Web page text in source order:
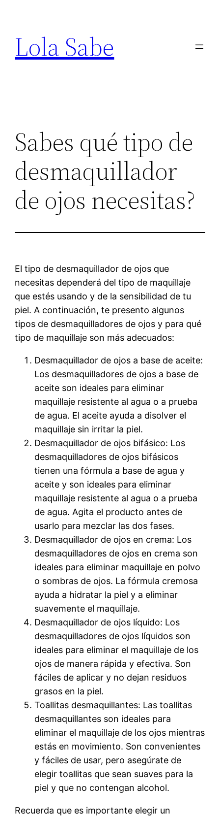
contenido
Lola Sabe
Sabes qué tipo de
desmaquillador
de ojos necesitas?
El tipo de desmaquillador de ojos que
necesitas dependerá del tipo de maquillaje
que estés usando y de la sensibilidad de tu
piel. A continuación, te presento algunos
tipos de desmaquilladores de ojos y para qué
tipo de maquillaje son más adecuados:
Desmaquillador de ojos a base de aceite:
Los desmaquilladores de ojos a base de
aceite son ideales para eliminar
maquillaje resistente al agua o a prueba
de agua. El aceite ayuda a disolver el
maquillaje sin irritar la piel.
Desmaquillador de ojos bifásico: Los
desmaquilladores de ojos bifásicos
tienen una fórmula a base de agua y
aceite y son ideales para eliminar
maquillaje resistente al agua o a prueba
de agua. Agita el producto antes de
usarlo para mezclar las dos fases.
Desmaquillador de ojos en crema: Los
desmaquilladores de ojos en crema son
ideales para eliminar maquillaje en polvo
o sombras de ojos. La fórmula cremosa
ayuda a hidratar la piel y a eliminar
suavemente el maquillaje.
Desmaquillador de ojos líquido: Los
desmaquilladores de ojos líquidos son
ideales para eliminar el maquillaje de los
ojos de manera rápida y efectiva. Son
fáciles de aplicar y no dejan residuos
grasos en la piel.
Toallitas desmaquillantes: Las toallitas
desmaquillantes son ideales para
eliminar el maquillaje de los ojos mientras
estás en movimiento. Son convenientes
y fáciles de usar, pero asegúrate de
elegir toallitas que sean suaves para la
piel y que no contengan alcohol.
Recuerda que es importante elegir un